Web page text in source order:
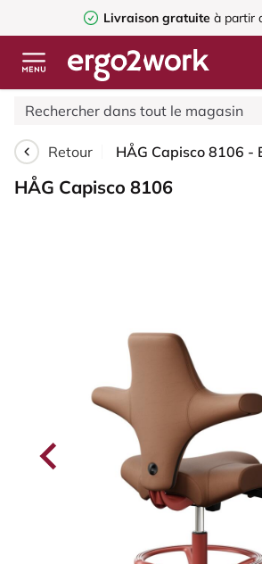
Livraison gratuite à partir
Retour
HÅG Capisco 8106